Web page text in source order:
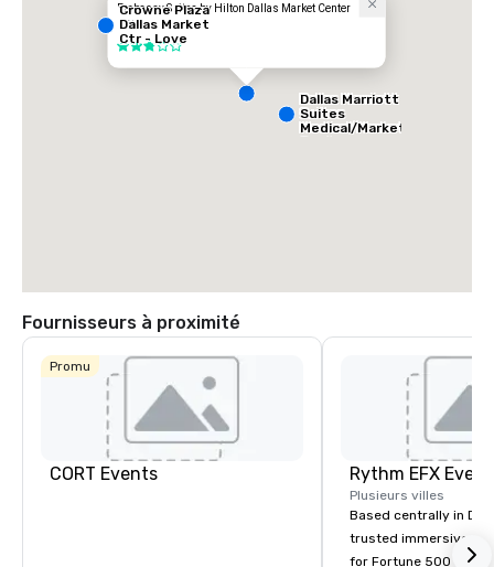
Embassy Suites by Hilton Dallas Market Center
Hôtel
3 sur 5
Crowne Plaza
Dallas Market
Ctr - Love
Field
Dallas Marriott
Suites
Medical/Market
Fournisseurs à proximité
Promu
CORT Events
Plusieurs villes
Based centrally in
trusted immersive
for Fortune 500